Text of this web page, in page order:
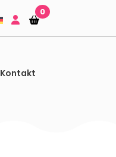
Einkaufskorb
Einkaufskorb
0
Kontakt